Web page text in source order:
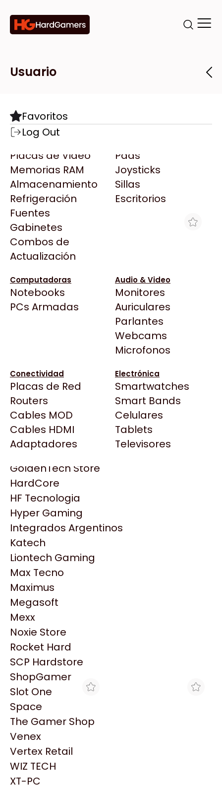
Categorías
Componentes
Motherboards
Microprocesadores
Placas de Video
Memorias RAM
Almacenamiento
Refrigeración
Fuentes
Gabinetes
Combos de
Actualización
Pads
Joysticks
Sillas
Escritorios
Computadoras
Notebooks
PCs Armadas
Audio & Video
Monitores
Auriculares
Parlantes
Webcams
Microfonos
Conectividad
Placas de Red
Routers
Cables MOD
Cables HDMI
Adaptadores
Electrónica
Smartwatches
Smart Bands
Celulares
Tablets
Televisores
Marcas
Todas las Marcas
AMD
AULA
Acer
Adata
AeroCool
Antec
Arkham
Asrock
BenQ
CX
Cooler Master
Deepcool
Dell
EVGA
Gamemax
Genesis
Genius
HP
HyperX
INNO3D
Intel
Kingston
Lenovo
Logitech
MSI
NVIDIA GeForce
NZXT
PNY
Palit
Philips
PowerColor
Razer
Redragon
Samsung
Sandisk
Sapphire
Seagate
Sentey
Solarmax
Tiendas
Destacadas
Todas las Tiendas
Click Gaming
Compufan Store
Dinobyte
Full H4rd
Gaming City
Gezatek
GoldenTech Store
HardCore
HF Tecnologia
Hyper Gaming
Integrados Argentinos
Katech
Liontech Gaming
Max Tecno
Maximus
Megasoft
Mexx
Noxie Store
Rocket Hard
SCP Hardstore
ShopGamer
Slot One
Space
The Gamer Shop
Venex
Vertex Retail
WIZ TECH
XT-PC
Usuario
Favoritos
Log Out
FUENTE GIGABYTE 650W 80+ SILVER
P650SS ATX 3.0
$76.879
Ver producto en la página de ArmyTech
Productos
Similares
Explorá más productos similares
BLACK
FUENTE GIGABYTE 650W
3.0
$104.898